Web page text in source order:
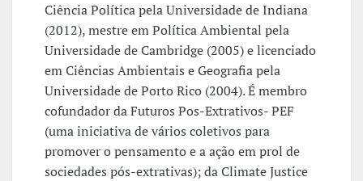
Ciência Política pela Universidade de Indiana
(2012), mestre em Política Ambiental pela
Universidade de Cambridge (2005) e licenciado
em Ciências Ambientais e Geografia pela
Universidade de Porto Rico (2004). É membro
cofundador da Futuros Pos-Extrativos- PEF
(uma iniciativa de vários coletivos para
promover o pensamento e a ação em prol de
sociedades pós-extrativas); da Climate Justice